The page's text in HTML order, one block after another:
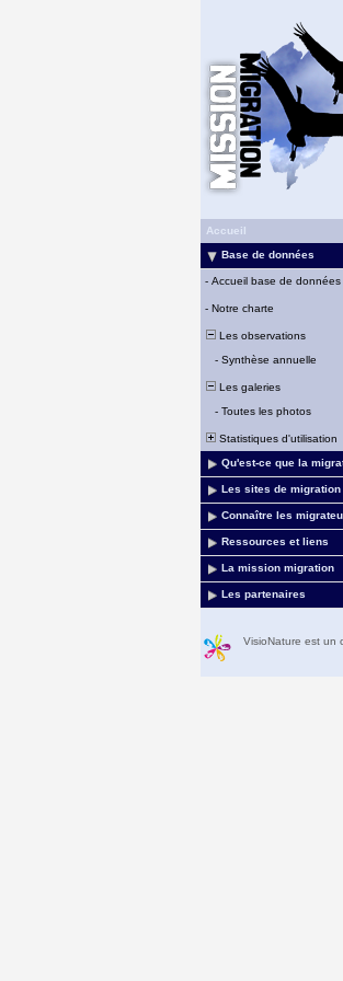
Accueil
Base de données
- Accueil base de données
- Notre charte
Les observations
- Synthèse annuelle
Les galeries
- Toutes les photos
Statistiques d'utilisation
Qu'est-ce que la
Les sites de migration
Connaître les
Ressources et liens
La mission migration
Les partenaires
VisioNature est un